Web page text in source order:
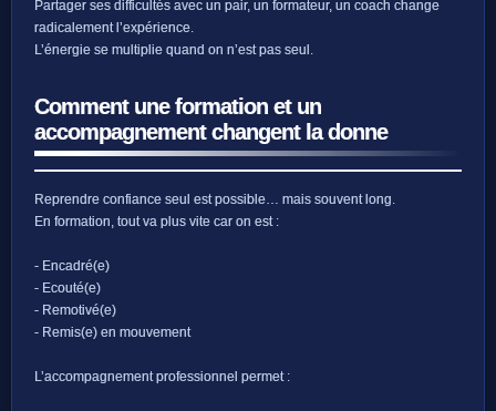
Partager ses difficultés avec un pair, un formateur, un coach change
radicalement l’expérience.
L’énergie se multiplie quand on n’est pas seul.
Comment une formation et un
accompagnement changent la donne
Reprendre confiance seul est possible… mais souvent long.
En formation, tout va plus vite car on est :
- Encadré(e)
- Ecouté(e)
- Remotivé(e)
- Remis(e) en mouvement
L’accompagnement professionnel permet :